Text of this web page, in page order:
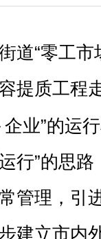
道“零工
提质工程
业”的运
行”的思
管理，引
建立市内